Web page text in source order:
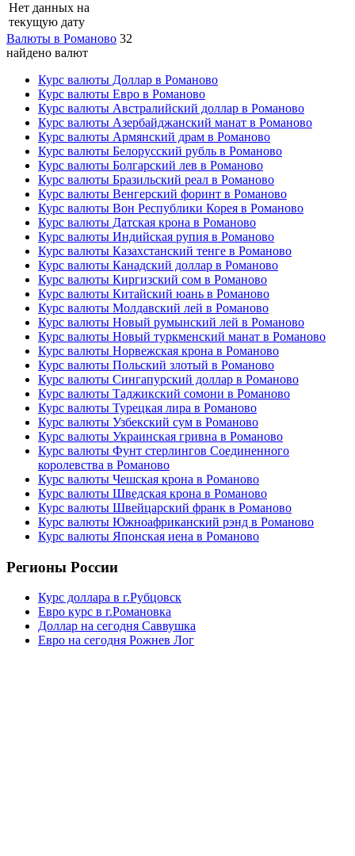
Нет данных на
текущую дату
Валюты в Романово 32
найдено валют
Курс валюты Доллар в Романово
Курс валюты Евро в Романово
Курс валюты Австралийский доллар в Романово
Курс валюты Азербайджанский манат в Романово
Курс валюты Армянский драм в Романово
Курс валюты Белорусский рубль в Романово
Курс валюты Болгарский лев в Романово
Курс валюты Бразильский реал в Романово
Курс валюты Венгерский форинт в Романово
Курс валюты Вон Республики Корея в Романово
Курс валюты Датская крона в Романово
Курс валюты Индийская рупия в Романово
Курс валюты Казахстанский тенге в Романово
Курс валюты Канадский доллар в Романово
Курс валюты Киргизский сом в Романово
Курс валюты Китайский юань в Романово
Курс валюты Молдавский лей в Романово
Курс валюты Новый румынский лей в Романово
Курс валюты Новый туркменский манат в Романово
Курс валюты Норвежская крона в Романово
Курс валюты Польский злотый в Романово
Курс валюты Сингапурский доллар в Романово
Курс валюты Таджикский сомони в Романово
Курс валюты Турецкая лира в Романово
Курс валюты Узбекский сум в Романово
Курс валюты Украинская гривна в Романово
Курс валюты Фунт стерлингов Соединенного
королевства в Романово
Курс валюты Чешская крона в Романово
Курс валюты Шведская крона в Романово
Курс валюты Швейцарский франк в Романово
Курс валюты Южноафриканский рэнд в Романово
Курс валюты Японская иена в Романово
Регионы России
Курс доллара в г.Рубцовск
Евро курс в г.Романовка
Доллар на сегодня Саввушка
Евро на сегодня Рожнев Лог